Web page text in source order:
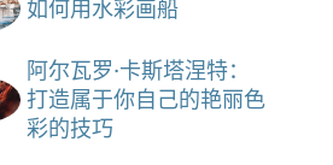
如何用水彩画船
阿尔瓦罗·卡斯塔涅特：
打造属于你自己的艳丽色
彩的技巧